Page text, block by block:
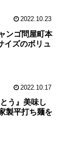
2022.10.23
ンゴ問屋町本
イズのボリュ
2022.10.17
う』美味し
製平打ち麺を